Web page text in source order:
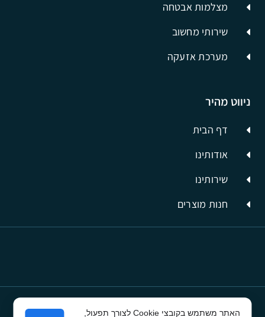
ניווט מהיר
דף הבית
אודותינו
שירותינו
חנות מוצרים
מצלמות אבטחה
שירותי מחשוב
מערכת אזעקה
האתר משתמש בקובצי Cookie לצורך תפעול,